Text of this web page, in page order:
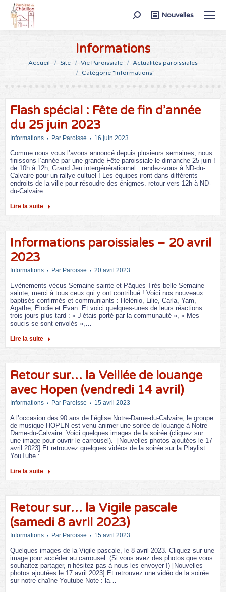
Recherche
:
Nouvelles
Informations
Vous êtes ici :
Accueil Site Vie Paroissiale
Actualités paroissiales
Catégorie "Informations"
Flash spécial : Fête de fin d’année
du 25 juin 2023
Informations Par Paroisse 16 juin 2023
Comme nous vous l’avons annoncé depuis plusieurs semaines, nous
finissons l’année par une grande Fête paroissiale le dimanche 25 juin !
de 10h à 12h, Grand Jeu intergénérationnel : rendez-vous à ND-du-
Calvaire pour un rallye cultuel ! Les équipes iront dans différents
endroits de la ville pour résoudre des énigmes. retour vers 12h à ND-
du-Calvaire…
Lire la suite
Informations paroissiales – 20 avril
2023
Informations Par Paroisse 20 avril 2023
Évènements vécus Semaine sainte et Pâques Très belle Semaine
sainte, merci à tous ceux qui y ont contribué ! Voici nos nouveaux
baptisés-confirmés et communiants : Hélénio, Lilie, Carla, Yam,
Agathe, Élodie et Evan. Et voici quelques-unes de leurs réactions
trois jours plus tard : « J’étais porté par la communauté », « Mes
soucis se sont envolés »,…
Lire la suite
Retour sur… la Veillée de louange
avec Hopen (vendredi 14 avril)
Informations Par Paroisse 15 avril 2023
A l’occasion des 90 ans de l’église Notre-Dame-du-Calvaire, le groupe
de musique HOPEN est venu animer une soirée de louange à Notre-
Dame-du-Calvaire. Voici quelques images de la soirée (cliquez sur
une image pour ouvrir le carrousel). [Nouvelles photos ajoutées le 17
avril 2023] Et retrouvez quelques vidéos de la soirée sur la Playlist
YouTube :…
Lire la suite
Retour sur… la Vigile pascale
(samedi 8 avril 2023)
Informations Par Paroisse 15 avril 2023
Quelques images de la Vigile pascale, le 8 avril 2023. Cliquez sur une
image pour accéder au carrousel. (Si vous avez des photos que vous
souhaitez partager, n’hésitez pas à nous les envoyer !) [Nouvelles
photos ajoutées le 17 avril 2023] Et retrouvez une vidéo de la soirée
sur notre chaîne Youtube Note : la…